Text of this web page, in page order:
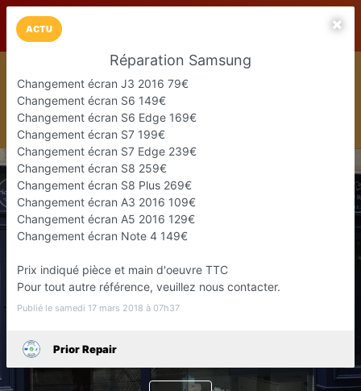
LaCarte Play Store
Installez l'App LaCarte
Téléchargez gratuitement l'app LaCarte pour suivre vos
commerces favoris et ne rien rater !
Télécharger Plus tard
ACTU
Réparation Samsung
Changement écran J3 2016 79€
Changement écran S6 149€
Changement écran S6 Edge 169€
Changement écran S7 199€
Changement écran S7 Edge 239€
Changement écran S8 259€
Changement écran S8 Plus 269€
Changement écran A3 2016 109€
Changement écran A5 2016 129€
Changement écran Note 4 149€
Prix indiqué pièce et main d'oeuvre TTC
Pour tout autre référence, veuillez nous contacter.
Publié le samedi 17 mars 2018 à 07h37
Prior Repair